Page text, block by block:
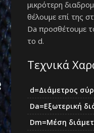
μικρότερη
θέλουμε επί της
Da προσθέτουμε
το d.
Τεχνικά
d=Διάμετρος
Da=Eξωτερική
Dm=Μέση